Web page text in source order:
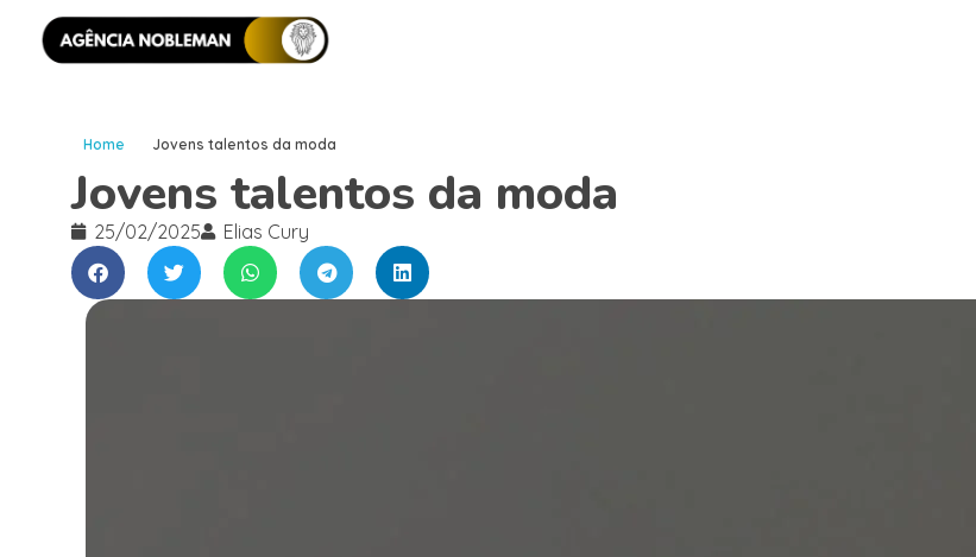
Home Jovens talentos da moda
Jovens talentos da moda
25/02/2025 Elias Cury